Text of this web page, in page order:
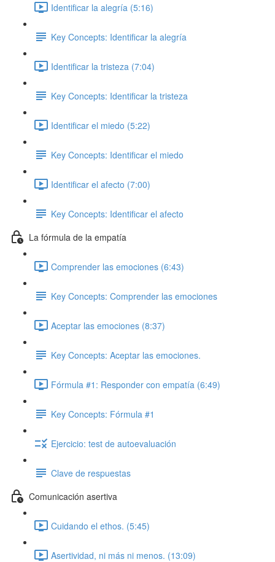
Identificar la alegría (5:16)
Key Concepts: Identificar la alegría
Identificar la tristeza (7:04)
Key Concepts: Identificar la tristeza
Identificar el miedo (5:22)
Key Concepts: Identificar el miedo
Identificar el afecto (7:00)
Key Concepts: Identificar el afecto
La fórmula de la empatía
Comprender las emociones (6:43)
Key Concepts: Comprender las emociones
Aceptar las emociones (8:37)
Key Concepts: Aceptar las emociones.
Fórmula #1: Responder con empatía (6:49)
Key Concepts: Fórmula #1
Ejercicio: test de autoevaluación
Clave de respuestas
Comunicación asertiva
Cuidando el ethos. (5:45)
Asertividad, ni más ni menos. (13:09)